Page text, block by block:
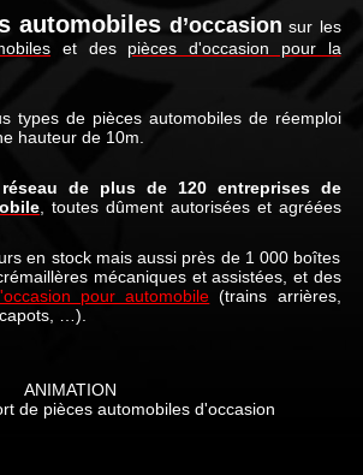
automobiles d’occasion sur les
et des pièces d'occasion pour la
types de pièces automobiles de réemploi
hauteur de 10m.
de plus de 120 entreprises de
, toutes dûment autorisées et agréées
en stock mais aussi près de 1 000 boîtes
mécaniques et assistées, et des
pour automobile (trains arrières,
…).
ANIMATION
de pièces automobiles d'occasion